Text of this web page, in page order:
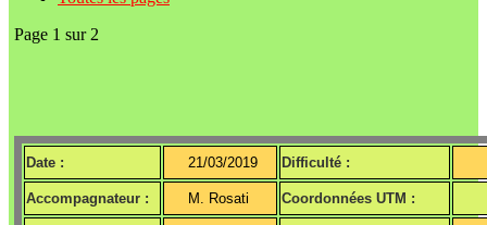
Page 1 sur 2
Date : 21/03/2019 Difficulté :
Accompagnateur : M. Rosati Coordonnées UTM :